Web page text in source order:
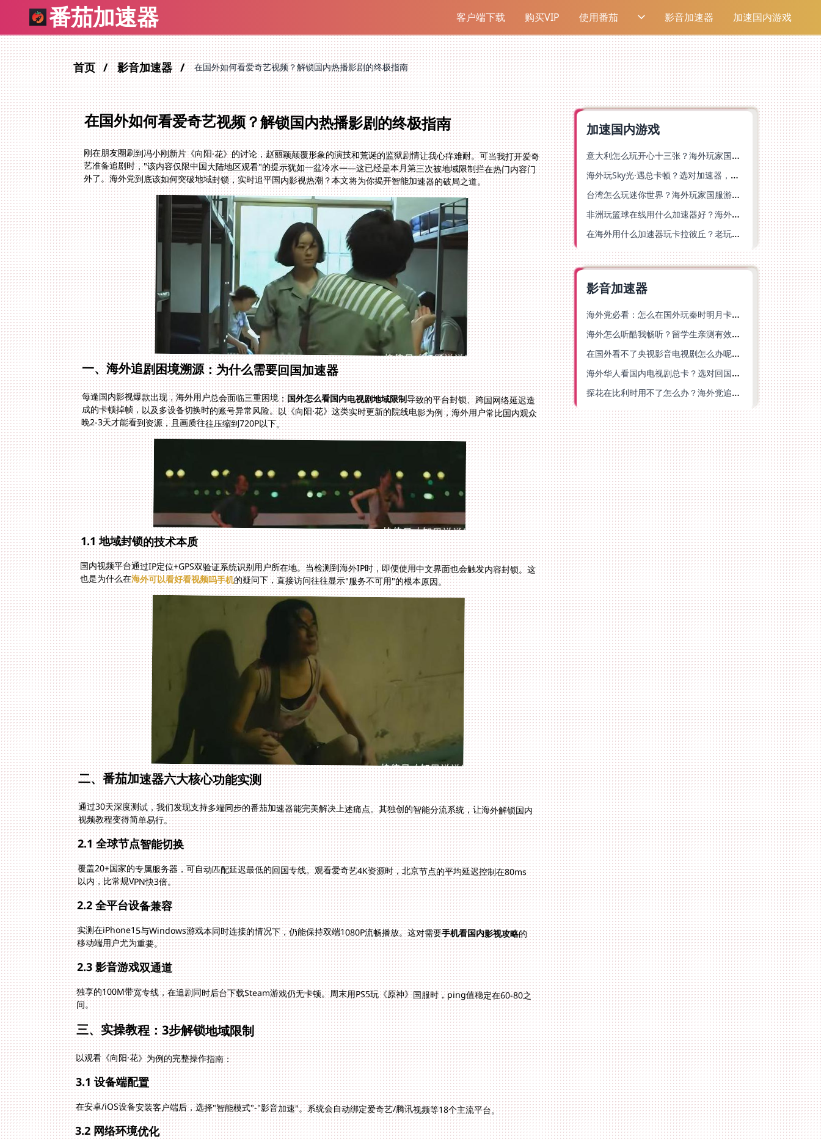
番茄加速器 客户端下载 购买VIP 使用番茄 影音加速器 加速国内游戏
首页 影音加速器 在国外如何看爱奇艺视频？解锁国内热播影剧的终极指南
在国外如何看爱奇艺视频？解锁国内热播影剧的终极指南
刚在朋友圈刷到冯小刚新片《向阳·花》的讨论，赵丽颖颠覆形象的演技和荒诞的监狱剧情让我心痒难耐。可当我打开爱奇
艺准备追剧时，"该内容仅限中国大陆地区观看"的提示犹如一盆冷水——这已经是本月第三次被地域限制拦在热门内容门
外了。海外党到底该如何突破地域封锁，实时追平国内影视热潮？本文将为你揭开智能加速器的破局之道。
一、海外追剧困境溯源：为什么需要回国加速器
每逢国内影视爆款出现，海外用户总会面临三重困境：国外怎么看国内电视剧地域限制导致的平台封锁、跨国网络延迟造
成的卡顿掉帧，以及多设备切换时的账号异常风险。以《向阳·花》这类实时更新的院线电影为例，海外用户常比国内观众
晚2-3天才能看到资源，且画质往往压缩到720P以下。
1.1 地域封锁的技术本质
国内视频平台通过IP定位+GPS双验证系统识别用户所在地。当检测到海外IP时，即便使用中文界面也会触发内容封锁。这
也是为什么在海外可以看好看视频吗手机的疑问下，直接访问往往显示"服务不可用"的根本原因。
二、番茄加速器六大核心功能实测
通过30天深度测试，我们发现支持多端同步的番茄加速器能完美解决上述痛点。其独创的智能分流系统，让海外解锁国内
视频教程变得简单易行。
2.1 全球节点智能切换
覆盖20+国家的专属服务器，可自动匹配延迟最低的回国专线。观看爱奇艺4K资源时，北京节点的平均延迟控制在80ms
以内，比常规VPN快3倍。
2.2 全平台设备兼容
实测在iPhone15与Windows游戏本同时连接的情况下，仍能保持双端1080P流畅播放。这对需要手机看国内影视攻略的
移动端用户尤为重要。
2.3 影音游戏双通道
独享的100M带宽专线，在追剧同时后台下载Steam游戏仍无卡顿。周末用PS5玩《原神》国服时，ping值稳定在60-80之
间。
三、实操教程：3步解锁地域限制
以观看《向阳·花》为例的完整操作指南：
3.1 设备端配置
在安卓/iOS设备安装客户端后，选择"智能模式"-"影音加速"。系统会自动绑定爱奇艺/腾讯视频等18个主流平台。
3.2 网络环境优化
加速国内游戏
意大利怎么玩开心十三张？海外玩家国服游戏加速器终极指南（附第九大陆血族加速方案）
海外玩Sky光·遇总卡顿？选对加速器，原神末剑也能畅玩！
台湾怎么玩迷你世界？海外玩家国服游戏加速终极指南（附弹弹堂塔瑞斯世界解决方案）
非洲玩篮球在线用什么加速器好？海外党国服游戏畅玩终极指南（附安装使用全攻略）
在海外用什么加速器玩卡拉彼丘？老玩家亲测的终极选择指南
影音加速器
海外党必看：怎么在国外玩秦时明月卡牌版？附豆瓣EZCast地区限制破解法
海外怎么听酷我畅听？留学生亲测有效的华语内容解锁指南
在国外看不了央视影音电视剧怎么办呢？海外党亲测有效的回国加速方案
海外华人看国内电视剧总卡？选对回国加速器，还能解决菲律宾打不开反诈中心的问题
探花在比利时用不了怎么办？海外党追剧办事全攻略，选对加速器就够了